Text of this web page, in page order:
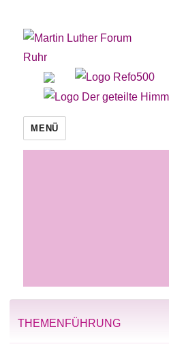
Martin Luther
MENÜ
THEMENFÜHRUNG